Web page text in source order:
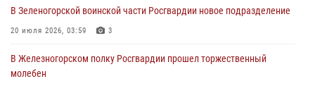
В Зеленогорской воинской части Росгвардии новое подразделение
20 июля 2026, 03:59 3
В Железногорском полку Росгвардии прошел торжественный
молебен